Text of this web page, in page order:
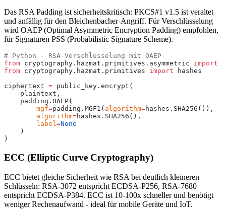
Das RSA Padding ist sicherheitskritisch: PKCS#1 v1.5 ist veraltet
und anfällig für den Bleichenbacher-Angriff. Für Verschlüsselung
wird OAEP (Optimal Asymmetric Encryption Padding) empfohlen,
für Signaturen PSS (Probabilistic Signature Scheme).
# Python - RSA-Verschlüsselung mit OAEP
from cryptography.hazmat.primitives.asymmetric import
from cryptography.hazmat.primitives import hashes
ciphertext = public_key.encrypt(
    plaintext,
    padding.OAEP(
        mgf
=padding.MGF1( algorithm=hashes.SHA256()),
        algorithm
=hashes.SHA256(),
        label
=None
    )
)
ECC (Elliptic Curve Cryptography)
ECC bietet gleiche Sicherheit wie RSA bei deutlich kleineren
Schlüsseln: RSA-3072 entspricht ECDSA-P256, RSA-7680
entspricht ECDSA-P384. ECC ist 10-100x schneller und benötigt
weniger Rechenaufwand - ideal für mobile Geräte und IoT.